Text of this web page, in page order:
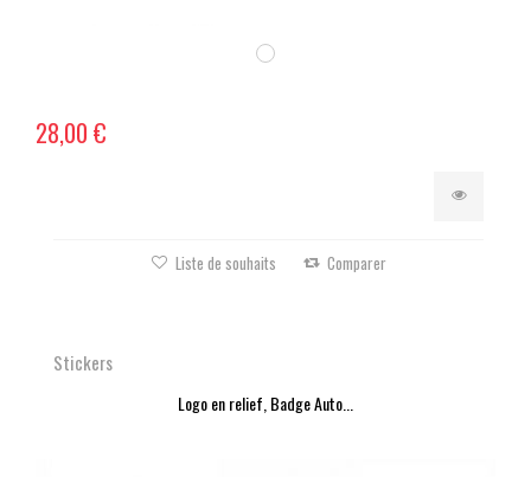
28,00 €
Liste de souhaits Comparer
Stickers
Logo en relief, Badge Auto...